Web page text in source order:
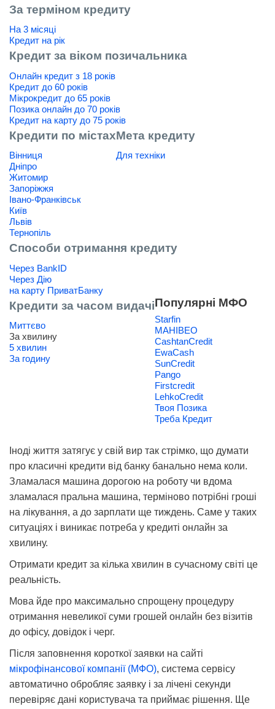
За терміном кредиту
На 3 місяці
Кредит на рік
Кредит за віком позичальника
Онлайн кредит з 18 років
Кредит до 60 років
Мікрокредит до 65 років
Позика онлайн до 70 років
Кредит на карту до 75 років
Кредити по містах
Вінниця
Дніпро
Житомир
Запоріжжя
Івано-Франківськ
Київ
Львів
Тернопіль
Мета кредиту
Для техніки
Способи отримання кредиту
Через BankID
Через Дію
на карту ПриватБанку
Кредити за часом видачі
Миттєво
За хвилину
5 хвилин
За годину
Популярні МФО
Starfin
МАНІВЕО
CashtanCredit
EwaCash
SunCredit
Pango
Firstcredit
LehkoCredit
Твоя Позика
Треба Кредит
Іноді життя затягує у свій вир так стрімко, що думати
про класичні кредити від банку банально нема коли.
Зламалася машина дорогою на роботу чи вдома
зламалася пральна машина, терміново потрібні гроші
на лікування, а до зарплати ще тиждень. Саме у таких
ситуаціях і виникає потреба у кредиті онлайн за
хвилину.
Отримати кредит за кілька хвилин в сучасному світі це
реальність.
Мова йде про максимально спрощену процедуру
отримання невеликої суми грошей онлайн без візитів
до офісу, довідок і черг.
Після заповнення короткої заявки на сайті
мікрофінансової компанії (МФО), система сервісу
автоматично обробляє заявку і за лічені секунди
перевіряє дані користувача та приймає рішення. Ще